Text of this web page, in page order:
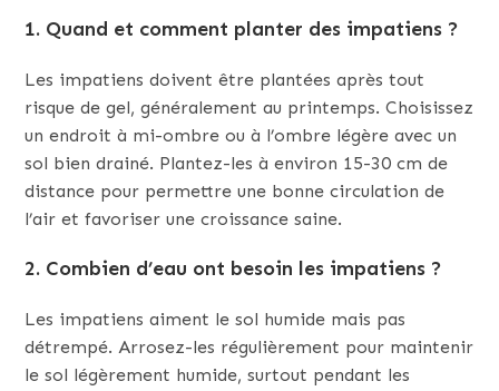
1. Quand et comment planter des impatiens ?
Les impatiens doivent être plantées après tout
risque de gel, généralement au printemps. Choisissez
un endroit à mi-ombre ou à l’ombre légère avec un
sol bien drainé. Plantez-les à environ 15-30 cm de
distance pour permettre une bonne circulation de
l’air et favoriser une croissance saine.
2. Combien d’eau ont besoin les impatiens ?
Les impatiens aiment le sol humide mais pas
détrempé. Arrosez-les régulièrement pour maintenir
le sol légèrement humide, surtout pendant les